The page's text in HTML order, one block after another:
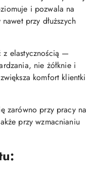
i pozwala na
przy dłuższych
z elastycznością —
nie żółknie i
komfort klientki
zarówno przy pracy na
przy wzmacnianiu